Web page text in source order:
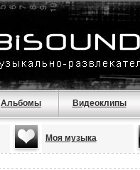
Альбомы Видеоклипы
Моя музыка